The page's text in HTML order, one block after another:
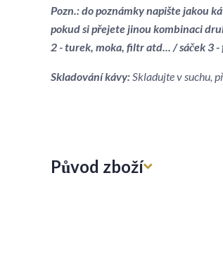
Pozn.: do poznámky napište jakou
pokud si přejete jinou kombinaci
2 - turek, moka, filtr atd... / sáček 3 -
Skladování kávy:Skladujte v suchu,
Původ zboží